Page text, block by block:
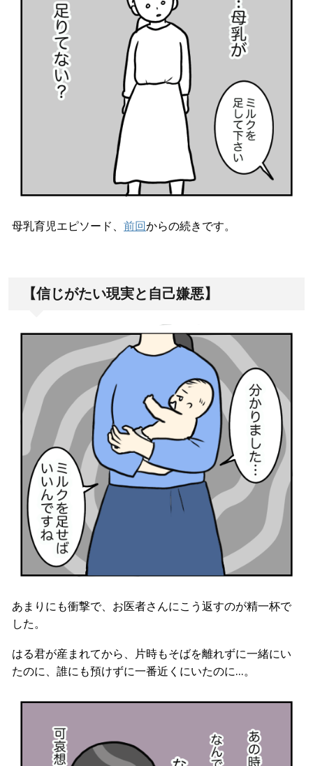
母乳育児エピソード、 前回からの続きです。
【信じがたい現実と自己嫌悪】
あまりにも衝撃で、お医者さんにこう返すのが精一杯で
した。
はる君が産まれてから、片時もそばを離れずに一緒にい
たのに、誰にも預けずに一番近くにいたのに…。